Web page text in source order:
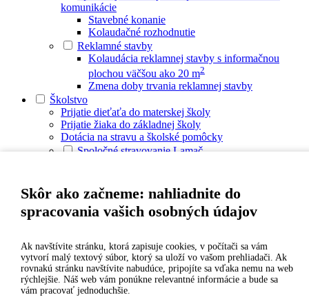
Skôr ako začneme: nahliadnite do
spracovania vašich osobných údajov
Ak navštívite stránku, ktorá zapisuje cookies, v počítači sa vám
vytvorí malý textový súbor, ktorý sa uloží vo vašom prehliadači. Ak
rovnakú stránku navštívite nabudúce, pripojíte sa vďaka nemu na web
rýchlejšie. Náš web vám ponúkne relevantné informácie a bude sa
vám pracovať jednoduchšie.
komunikácie
Stavebné konanie
Kolaudačné rozhodnutie
Reklamné stavby
Kolaudácia reklamnej stavby s informačnou
plochou väčšou ako 20 m2
Zmena doby trvania reklamnej stavby
Školstvo
Prijatie dieťaťa do materskej školy
Prijatie žiaka do základnej školy
Dotácia na stravu a školské pomôcky
Spoločné stravovanie Lamač
Oznamy pre stravníkov v MŠ
Kontakty
Jedálny lístok ZŠ
Legislatíva
Zverejňovanie
Verejné obstarávanie
Automat na školské mlieko